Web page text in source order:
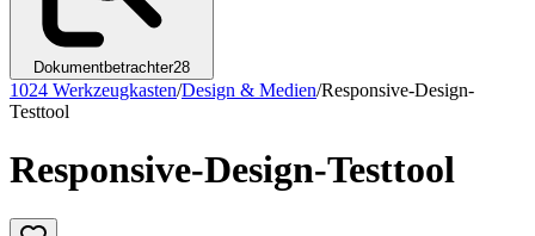
Dokumentbetrachter28
1024 Werkzeugkasten/Design & Medien/Responsive-Design-
Testtool
Responsive-Design-Testtool